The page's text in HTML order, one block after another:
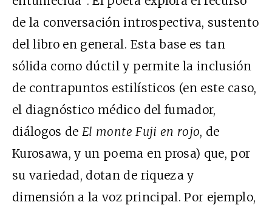
de la conversación introspectiva, sustento
del libro en general. Esta base es tan
sólida como dúctil y permite la inclusión
de contrapuntos estilísticos (en este caso,
el diagnóstico médico del fumador,
diálogos de El monte Fuji en rojo, de
Kurosawa, y un poema en prosa) que, por
su variedad, dotan de riqueza y
dimensión a la voz principal. Por ejemplo,